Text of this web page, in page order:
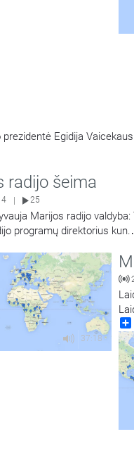
Egidija
radijo šeima
25
Marijos radijo
programų direktorius kun.
37:18